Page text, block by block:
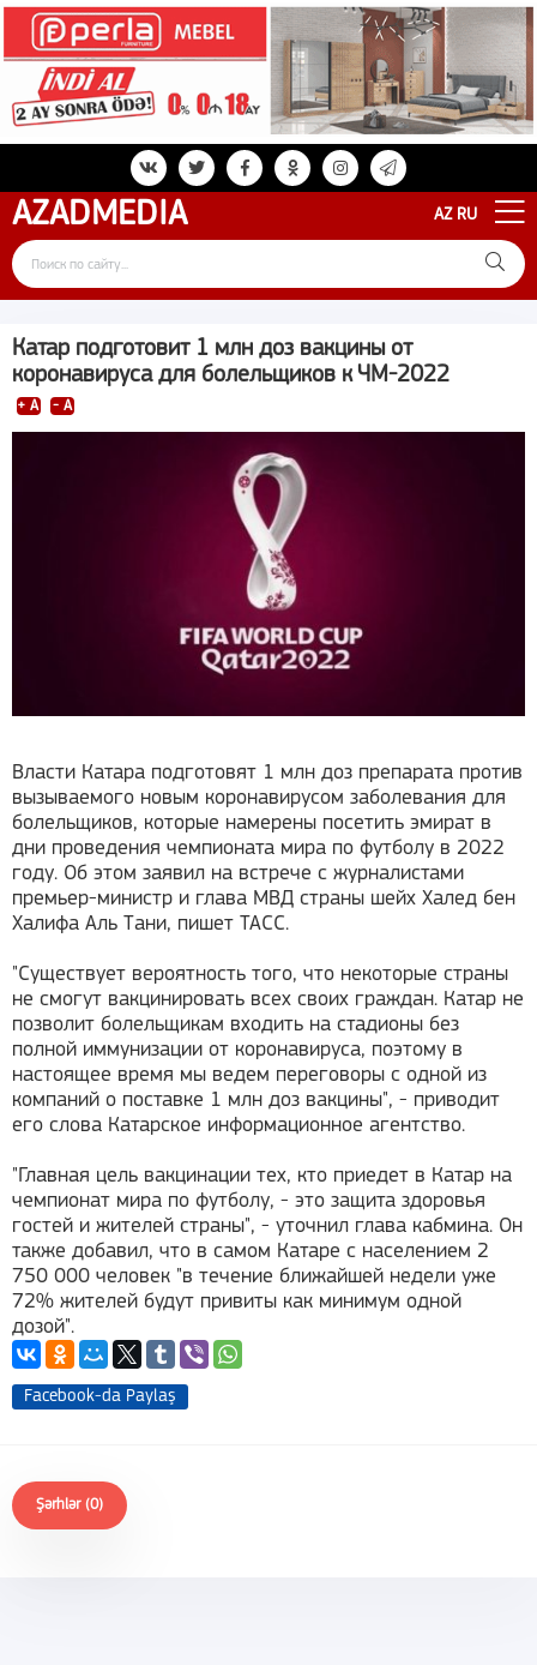
AZADMEDIA AZ RU
Катар подготовит 1 млн доз вакцины от
коронавируса для болельщиков к ЧМ-2022
+ A - A
Власти Катара подготовят 1 млн доз препарата против
вызываемого новым коронавирусом заболевания для
болельщиков, которые намерены посетить эмират в
дни проведения чемпионата мира по футболу в 2022
году. Об этом заявил на встрече с журналистами
премьер-министр и глава МВД страны шейх Халед бен
Халифа Аль Тани, пишет ТАСС.
"Существует вероятность того, что некоторые страны
не смогут вакцинировать всех своих граждан. Катар не
позволит болельщикам входить на стадионы без
полной иммунизации от коронавируса, поэтому в
настоящее время мы ведем переговоры с одной из
компаний о поставке 1 млн доз вакцины", - приводит
его слова Катарское информационное агентство.
"Главная цель вакцинации тех, кто приедет в Катар на
чемпионат мира по футболу, - это защита здоровья
гостей и жителей страны", - уточнил глава кабмина. Он
также добавил, что в самом Катаре с населением 2
750 000 человек "в течение ближайшей недели уже
72% жителей будут привиты как минимум одной
дозой".
Facebook-da Paylaş
Şərhlər (0)